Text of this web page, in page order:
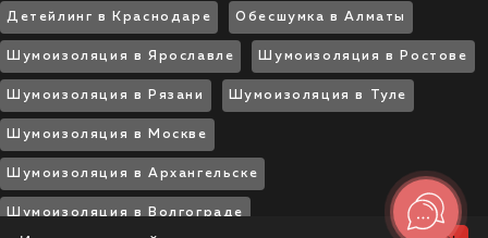
Детейлинг в Краснодаре Обесшумка в Алматы
Шумоизоляция в Ярославле Шумоизоляция в Ростове
Шумоизоляция в Рязани Шумоизоляция в Туле
Шумоизоляция в Москве
Шумоизоляция в Архангельске
Шумоизоляция в Волгограде